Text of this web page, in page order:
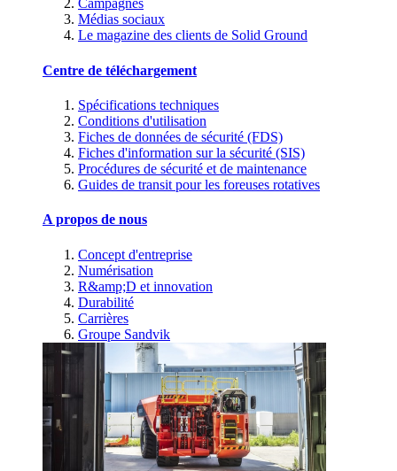
Campagnes
Médias sociaux
Le magazine des clients de Solid Ground
Centre de téléchargement
Spécifications techniques
Conditions d'utilisation
Fiches de données de sécurité (FDS)
Fiches d'information sur la sécurité (SIS)
Procédures de sécurité et de maintenance
Guides de transit pour les foreuses rotatives
A propos de nous
Concept d'entreprise
Numérisation
R&amp;D et innovation
Durabilité
Carrières
Groupe Sandvik